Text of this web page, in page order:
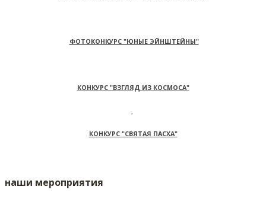
ФОТОКОНКУРС "ЮНЫЕ ЭЙНШТЕЙНЫ"
КОНКУРС "ВЗГЛЯД ИЗ КОСМОСА"
КОНКУРС "СВЯТАЯ ПАСХА"
наши мероприятия